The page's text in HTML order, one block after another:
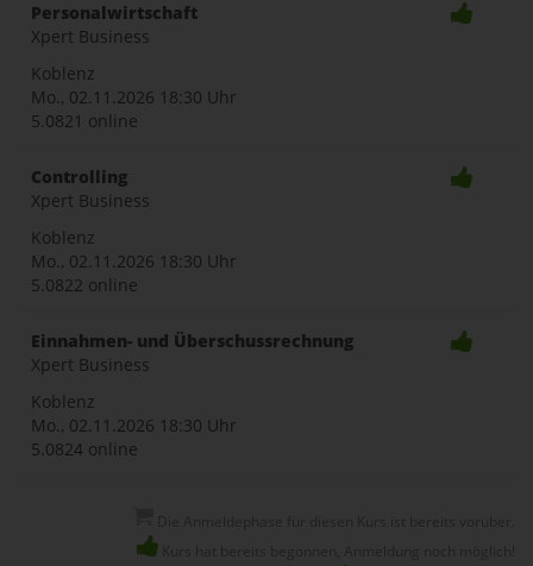
Personalwirtschaft
Xpert Business
Koblenz
Mo., 02.11.2026 18:30 Uhr
5.0821 online
Controlling
Xpert Business
Koblenz
Mo., 02.11.2026 18:30 Uhr
5.0822 online
Einnahmen- und Überschussrechnung
Xpert Business
Koblenz
Mo., 02.11.2026 18:30 Uhr
5.0824 online